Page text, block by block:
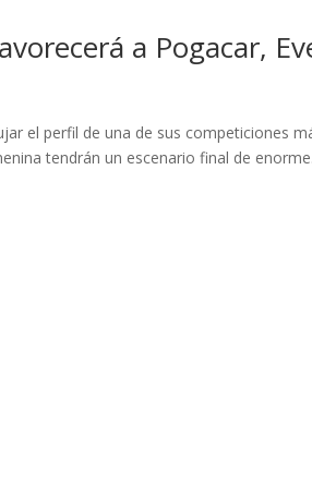
a Pogacar,
el perfil de una de sus competiciones
tendrán un escenario final de